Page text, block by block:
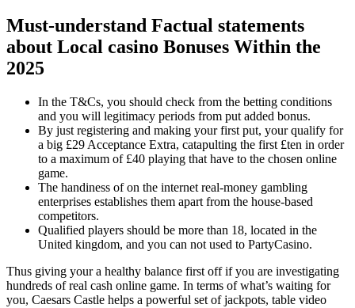
Must-understand Factual statements
about Local casino Bonuses Within the
2025
In the T&Cs, you should check from the betting conditions
and you will legitimacy periods from put added bonus.
By just registering and making your first put, your qualify for
a big £29 Acceptance Extra, catapulting the first £ten in order
to a maximum of £40 playing that have to the chosen online
game.
The handiness of on the internet real-money gambling
enterprises establishes them apart from the house-based
competitors.
Qualified players should be more than 18, located in the
United kingdom, and you can not used to PartyCasino.
Thus giving your a healthy balance first off if you are investigating
hundreds of real cash online game. In terms of what’s waiting for
you, Caesars Castle helps a powerful set of jackpots, table video